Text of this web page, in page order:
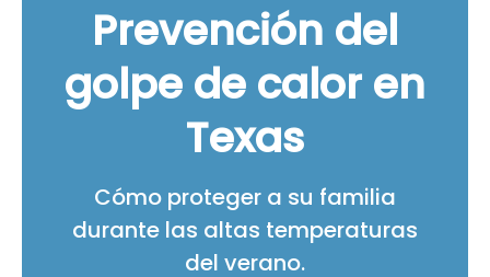
Prevención del
golpe de calor en
Texas
Cómo proteger a su familia
durante las altas temperaturas
del verano.